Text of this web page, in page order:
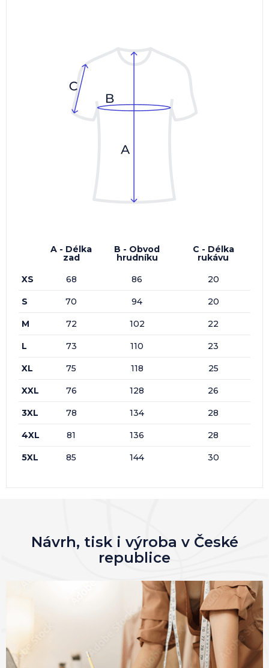
A - Délka
zad
B - Obvod
hrudníku
C - Délka
rukávu
XS
68 86 20
S 70 94 20
M 72 102 22
L 73 110 23
XL 75 118 25
XXL 76 128 26
3XL 78 134 28
4XL 81 136 28
5XL 85 144 30
Návrh, tisk i výroba v České
republice